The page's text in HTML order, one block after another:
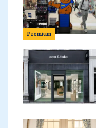
Premium